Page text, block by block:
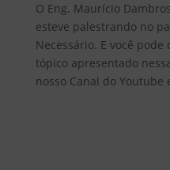
O Eng. Maurício
esteve palestrando no
Necessário. E você
tópico apresentado
nosso Canal do Youtube